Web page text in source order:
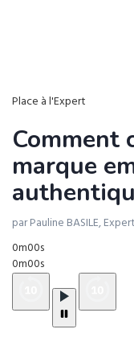
Place à l'Expert
Comment
marque
par Pauline BASILE,
0m00s
0m00s